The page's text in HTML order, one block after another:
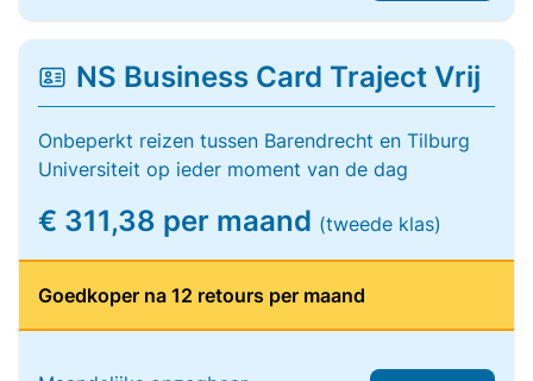
NS Business Card Traject Vrij
Onbeperkt reizen tussen Barendrecht en Tilburg
Universiteit op ieder moment van de dag
€ 311,38 per maand (tweede klas)
Goedkoper na 12 retours per maand